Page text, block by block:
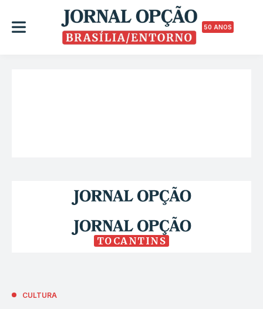
50 ANOS
TOCANTINS
CULTURA